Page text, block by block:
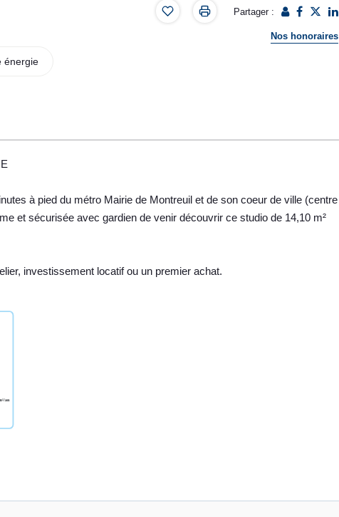
énergie
Partager :
Nos honoraires
à pied du métro Mairie de Montreuil et de son coeur de ville (centre
et sécurisée avec gardien de venir découvrir ce studio de 14,10 m²
investissement locatif ou un premier achat.